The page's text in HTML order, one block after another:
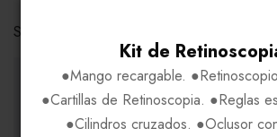
Kit de
●Mango recargable.
●Cartillas de Retinoscopia. ●Reglas
●Cilindros cruzados. ●Oclusor
Share Link:
INFORMACIÓN ADICIONAL